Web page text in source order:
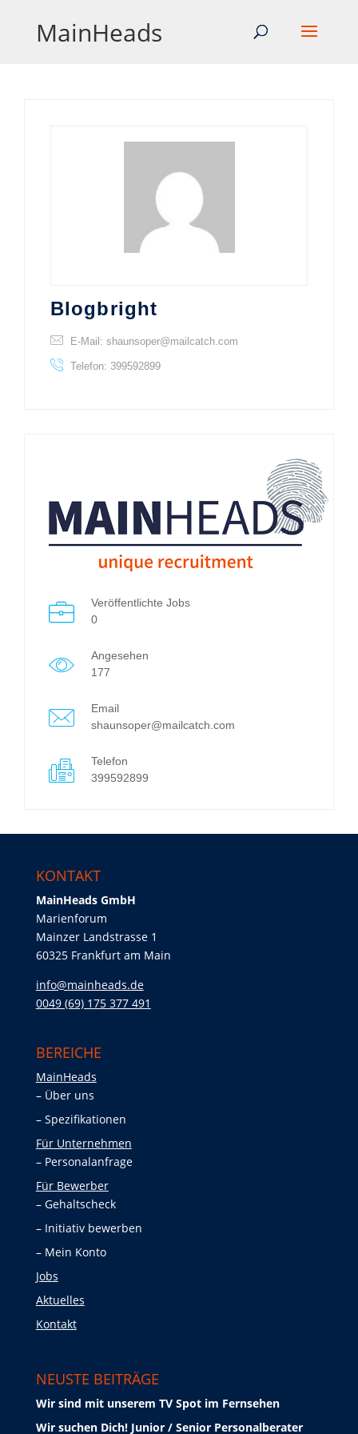
MainHeads
Blogbright
E-Mail: shaunsoper@mailcatch.com
Telefon: 399592899
Veröffentlichte Jobs
0
Angesehen
177
Email
shaunsoper@mailcatch.com
Telefon
399592899
KONTAKT
MainHeads GmbH
Marienforum
Mainzer Landstrasse 1
60325 Frankfurt am Main
info@mainheads.de
0049 (69) 175 377 491
BEREICHE
MainHeads
Über uns
Spezifikationen
Für Unternehmen
Personalanfrage
Für Bewerber
Gehaltscheck
Initiativ bewerben
Mein Konto
Jobs
Aktuelles
Kontakt
NEUSTE BEITRÄGE
Wir sind mit unserem TV Spot im Fernsehen
Wir suchen Dich! Junior / Senior Personalberater